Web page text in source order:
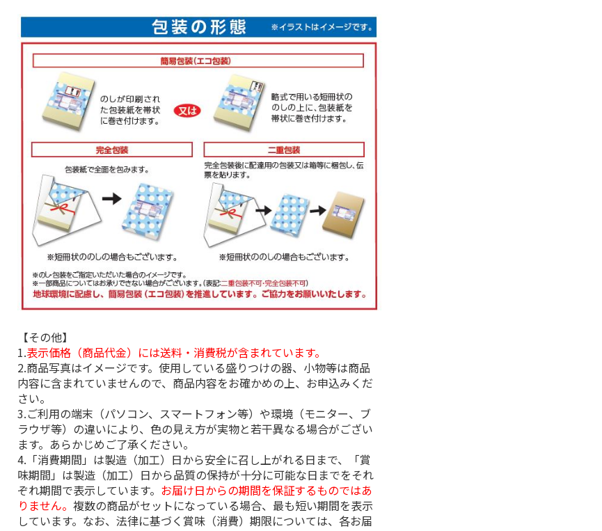
【その他】
1.表示価格（商品代金）には送料・消費税が含まれています。
2.商品写真はイメージです。使用している盛りつけの器、小物等は商品
内容に含まれていませんので、商品内容をお確かめの上、お申込みくだ
さい。
3.ご利用の端末（パソコン、スマートフォン等）や環境（モニター、ブ
ラウザ等）の違いにより、色の見え方が実物と若干異なる場合がござい
ます。あらかじめご了承ください。
4.「消費期間」は製造（加工）日から安全に召し上がれる日まで、「賞
味期間」は製造（加工）日から品質の保持が十分に可能な日までをそれ
ぞれ期間で表示しています。 お届け日からの期間を保証するものではあ
りません。複数の商品がセットになっている場合、最も短い期間を表示
しています。なお、法律に基づく賞味（消費）期限については、各お届